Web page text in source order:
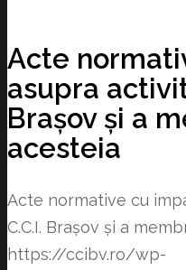
Acte
asupra
Brașov și a
acesteia
Acte normative cu
C.C.I. Brașov și a
https://ccibv.ro/wp-